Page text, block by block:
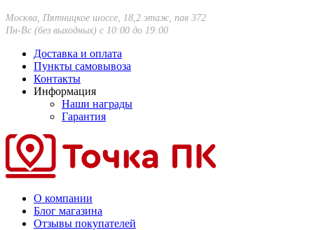
Москва, Пятницкое шоссе, 18,2 этаж, пав 372
Пн-Вс (без выходных) с 10:00 до 19:00
Доставка и оплата
Пункты самовывоза
Контакты
Информация
Наши награды
Гарантия
О компании
Блог магазина
Отзывы покупателей